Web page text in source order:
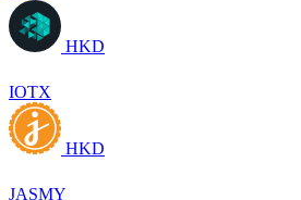
HKD
IOTX
HKD
JASMY